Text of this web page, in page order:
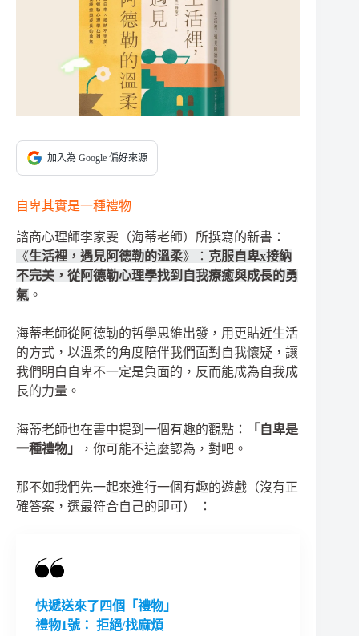
加入為 Google 偏好來源
自卑其實是一種禮物
諮商心理師李家雯（海蒂老師）所撰寫的新書：
《生活裡，遇見阿德勒的溫柔》： 克服自卑x接納
不完美，從阿德勒心理學找到自我療癒與成長的勇
氣 。
海蒂老師從阿德勒的哲學思維出發，用更貼近生活
的方式，以溫柔的角度陪伴我們面對自我懷疑，讓
我們明白自卑不一定是負面的，反而能成為自我成
長的力量。
海蒂老師也在書中提到一個有趣的觀點：
「自卑是
一種禮物」
，你可能不這麼認為，對吧。
那不如我們先一起來進行一個有趣的遊戲（沒有正
確答案，選最符合自己的即可） ：
快遞送來了四個「禮物」
禮物1號： 拒絕/找麻煩